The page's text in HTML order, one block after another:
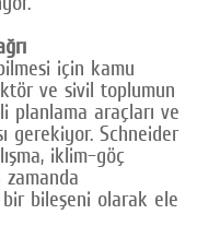
için kamu
ve sivil toplumun
planlama araçları ve
gerekiyor. Schneider
iklim–göç
bileşeni olarak ele